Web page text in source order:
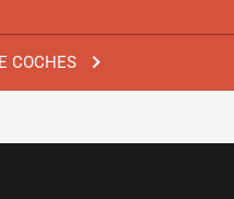
COCHES